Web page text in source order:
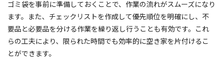
ゴミ袋を事前に準備しておくことで、作業の流れがスムーズになり
ます。また、チェックリストを作成して優先順位を明確にし、不
要品と必要品を分ける作業を繰り返し行うことも有効です。これ
らの工夫により、限られた時間でも効率的に空き家を片付けるこ
とができます。